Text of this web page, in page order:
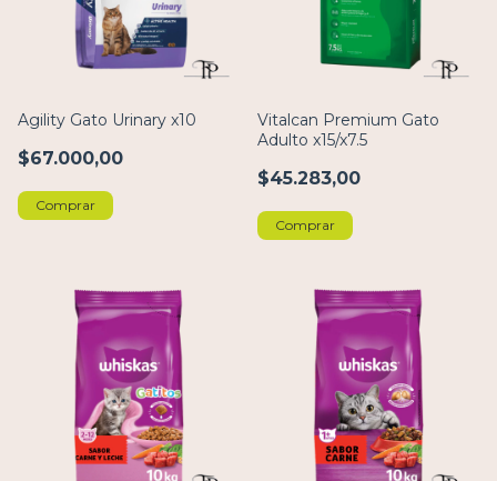
Agility Gato Urinary x10
$67.000,00
Comprar
Vitalcan Premium Gato
Adulto x15/x7.5
$45.283,00
Comprar